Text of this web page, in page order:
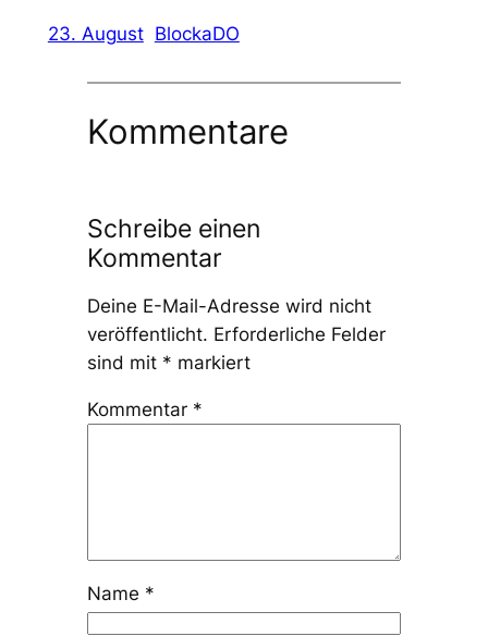
23. August BlockaDO
Kommentare
Schreibe einen
Kommentar
Deine E-Mail-Adresse wird nicht
veröffentlicht. Erforderliche Felder
sind mit * markiert
Kommentar *
Name *